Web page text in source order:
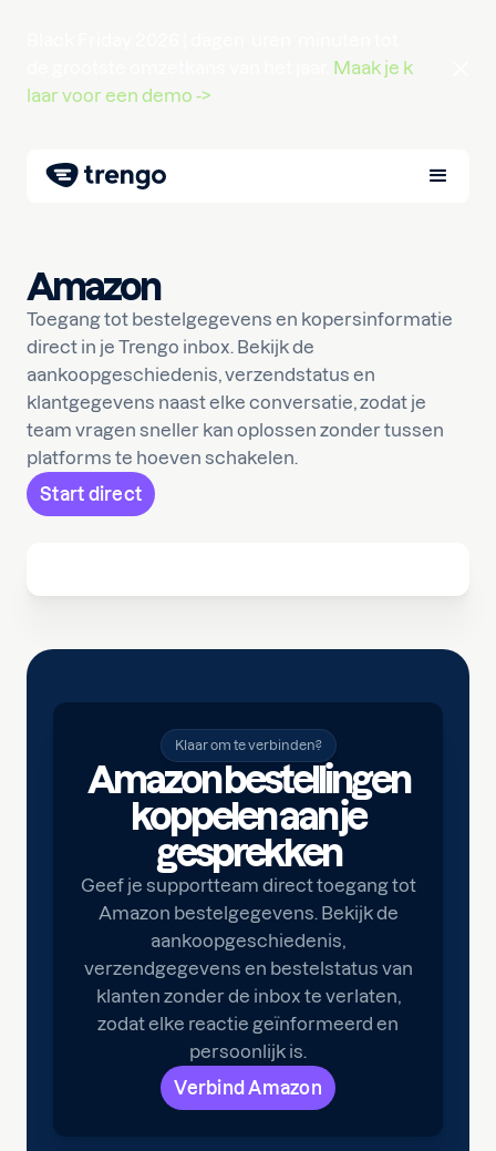
Maak je k
laar voor een demo ->
Amazon
Toegang tot bestelgegevens en kopersinformatie
direct in je Trengo inbox. Bekijk de
aankoopgeschiedenis, verzendstatus en
klantgegevens naast elke conversatie, zodat je
team vragen sneller kan oplossen zonder tussen
platforms te hoeven schakelen.
Start direct
Klaar om te verbinden?
Amazon bestellingen
koppelen aan je
gesprekken
Geef je supportteam direct toegang tot
Amazon bestelgegevens. Bekijk de
aankoopgeschiedenis,
verzendgegevens en bestelstatus van
klanten zonder de inbox te verlaten,
zodat elke reactie geïnformeerd en
persoonlijk is.
Verbind Amazon